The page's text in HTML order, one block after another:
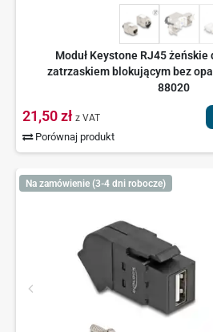
Moduł Keystone RJ45 żeńskie
zatrzaskiem blokującym bez
88020
21,50 zł z VAT
Porównaj produkt
Na zamówienie (3-4 dni robocze)